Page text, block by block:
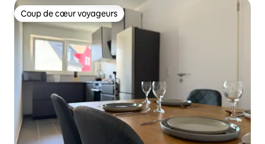
Coup de cœur voyageurs
Coup de cœur voyageurs